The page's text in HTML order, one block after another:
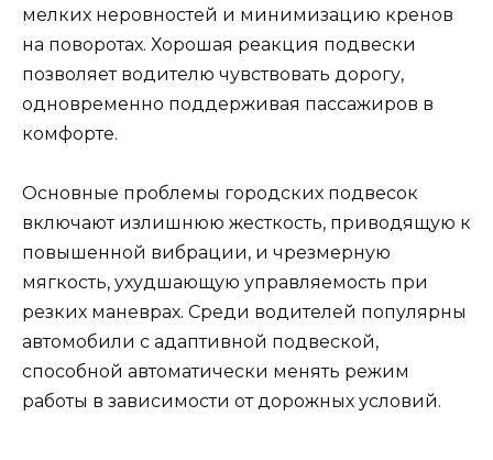
мелких неровностей и минимизацию кренов
на поворотах. Хорошая реакция подвески
позволяет водителю чувствовать дорогу,
одновременно поддерживая пассажиров в
комфорте.
Основные проблемы городских подвесок
включают излишнюю жесткость, приводящую к
повышенной вибрации, и чрезмерную
мягкость, ухудшающую управляемость при
резких маневрах. Среди водителей популярны
автомобили с адаптивной подвеской,
способной автоматически менять режим
работы в зависимости от дорожных условий.